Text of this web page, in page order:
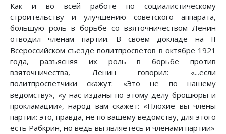
Как и во всей работе по социалистическому
строительству и улучшению советского аппарата,
большую роль в борьбе со взяточничеством Ленин
отводил членам партии. В своем докладе на II
Всероссийском съезде политпросветов в октябре 1921
года, разъясняя их роль в борьбе против
взяточничества, Ленин говорил: «...если
политпросветчики скажут: «Это не по нашему
ведомству», «у нас изданы по этому делу брошюры и
прокламации», народ вам скажет: «Плохие вы члены
партии: это, правда, не по вашему ведомству, для этого
есть Рабкрин, но ведь вы являетесь и членами партии»